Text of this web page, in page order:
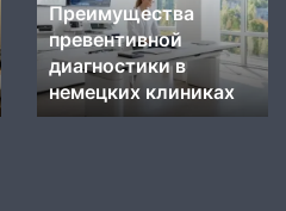
влияния
на
терапии
органов
пищеварения
в
немецких
терапии
немецких